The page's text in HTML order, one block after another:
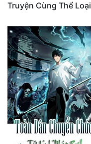
Truyện Cùng Thể Loại